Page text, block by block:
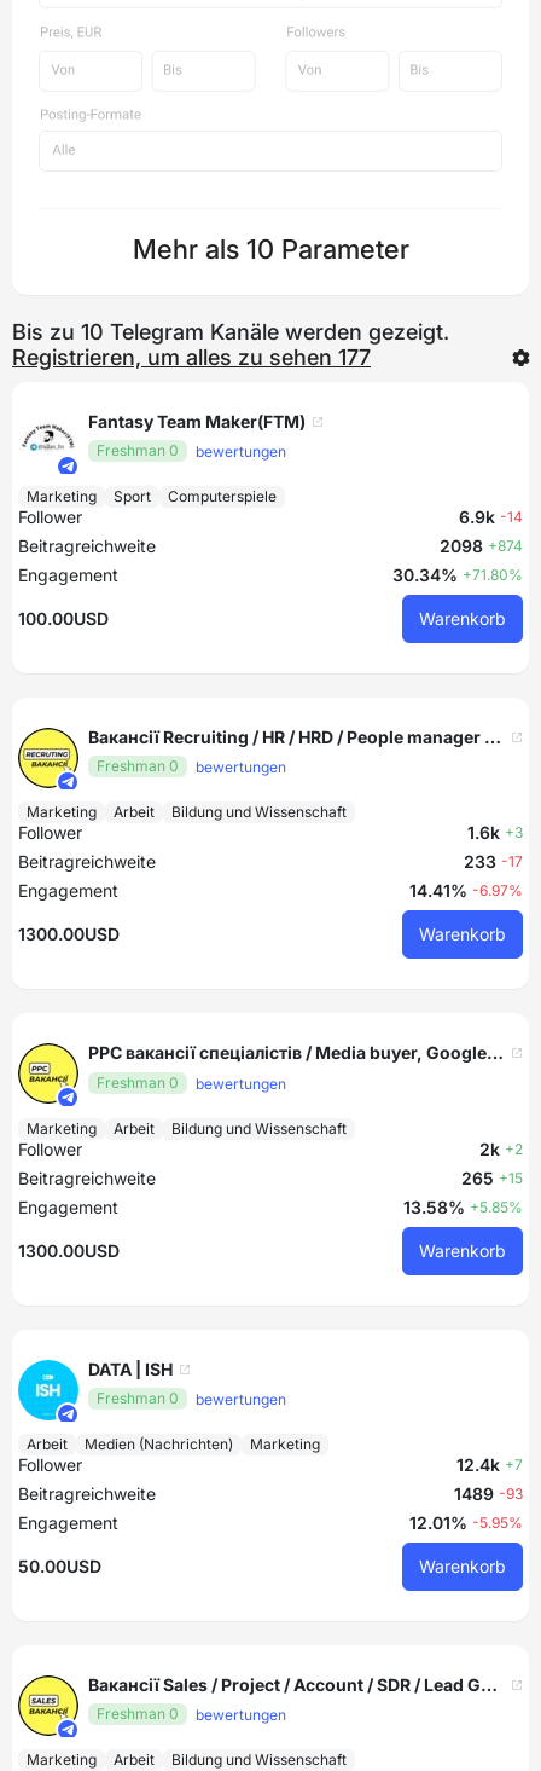
Mehr als 10 Parameter
Bis zu 10 Telegram Kanäle werden gezeigt.
Registrieren, um alles zu sehen 177
Fantasy Team Maker(FTM)
Freshman 0 bewertungen
Marketing Sport Computerspiele
Follower 6.9k -14
Beitragreichweite 2098 +874
Engagement 30.34% +71.80%
100.00USD Warenkorb
Вакансії Recruiting / HR / HRD / People manager спеціалістів
Freshman 0 bewertungen
Marketing Arbeit Bildung und Wissenschaft
Follower 1.6k +3
Beitragreichweite 233 -17
Engagement 14.41% -6.97%
1300.00USD Warenkorb
PPC вакансії спеціалістів / Media buyer, Google Ads, Facebook Ads, Bing Ads, TikTok Ads, трафік менеджери, таргетологи
Freshman 0 bewertungen
Marketing Arbeit Bildung und Wissenschaft
Follower 2k +2
Beitragreichweite 265 +15
Engagement 13.58% +5.85%
1300.00USD Warenkorb
DATA | ISH
Freshman 0 bewertungen
Arbeit Medien (Nachrichten) Marketing
Follower 12.4k +7
Beitragreichweite 1489 -93
Engagement 12.01% -5.95%
50.00USD Warenkorb
Вакансії Sales / Project / Account / SDR / Lead Generation / Product менеджерів (manager) в IT галузі і не тільки
Freshman 0 bewertungen
Marketing Arbeit Bildung und Wissenschaft